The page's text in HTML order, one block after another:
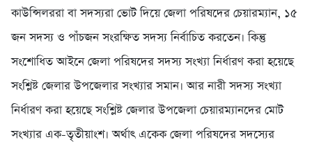
কাউন্সিলররা বা সদস্যরা ভোট দিয়ে জেলা পরিষদের চেয়ারম্যান, ১৫
জন সদস্য ও পাঁচজন সংরক্ষিত সদস্য নির্বাচিত করতেন। কিন্তু
সংশোধিত আইনে জেলা পরিষদের সদস্য সংখ্যা নির্ধারণ করা হয়েছে
সংশ্লিষ্ট জেলার উপজেলার সংখ্যার সমান। আর নারী সদস্য সংখ্যা
নির্ধারণ করা হয়েছে সংশ্লিষ্ট জেলার উপজেলা চেয়ারম্যানদের মোট
সংখ্যার এক-তৃতীয়াংশ। অর্থাৎ একেক জেলা পরিষদের সদস্যের